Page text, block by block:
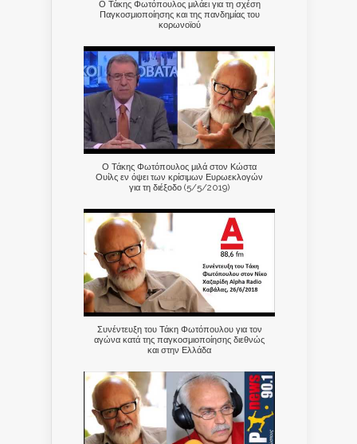
Ο Τάκης Φωτόπουλος μιλάει για τη σχέση
Παγκοσμιοποίησης και της πανδημίας του
κορωνοϊού
Ο Τάκης Φωτόπουλος μιλά στον Κώστα
Ουίλς εν όψει των κρίσιμων Ευρωεκλογών
για τη διέξοδο (5/5/2019)
Συνέντευξη του Τάκη Φωτόπουλου για τον
αγώνα κατά της παγκοσμιοποίησης διεθνώς
και στην Ελλάδα